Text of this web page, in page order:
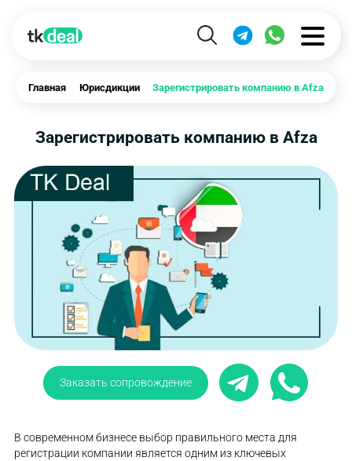
Главная Юрисдикции Зарегистрировать компанию в Afza
Зарегистрировать компанию в Afza
Заказать сопровождение
В современном бизнесе выбор правильного места для
регистрации компании является одним из ключевых